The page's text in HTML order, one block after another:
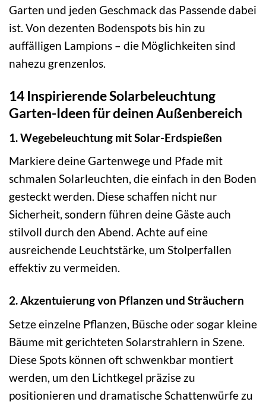
Garten und jeden Geschmack das Passende dabei
ist. Von dezenten Bodenspots bis hin zu
auffälligen Lampions – die Möglichkeiten sind
nahezu grenzenlos.
14 Inspirierende Solarbeleuchtung
Garten-Ideen für deinen Außenbereich
1. Wegebeleuchtung mit Solar-Erdspießen
Markiere deine Gartenwege und Pfade mit
schmalen Solarleuchten, die einfach in den Boden
gesteckt werden. Diese schaffen nicht nur
Sicherheit, sondern führen deine Gäste auch
stilvoll durch den Abend. Achte auf eine
ausreichende Leuchtstärke, um Stolperfallen
effektiv zu vermeiden.
2. Akzentuierung von Pflanzen und Sträuchern
Setze einzelne Pflanzen, Büsche oder sogar kleine
Bäume mit gerichteten Solarstrahlern in Szene.
Diese Spots können oft schwenkbar montiert
werden, um den Lichtkegel präzise zu
positionieren und dramatische Schattenwürfe zu